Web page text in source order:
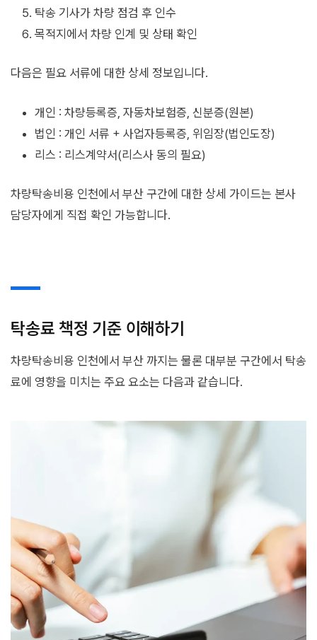
탁송 기사가 차량 점검 후 인수
목적지에서 차량 인계 및 상태 확인
다음은 필요 서류에 대한 상세 정보입니다.
개인 : 차량등록증, 자동차보험증, 신분증(원본)
법인 : 개인 서류 + 사업자등록증, 위임장(법인도장)
리스 : 리스계약서(리스사 동의 필요)
차량탁송비용 인천에서 부산 구간에 대한 상세 가이드는 본사
담당자에게 직접 확인 가능합니다.
탁송료 책정 기준 이해하기
차량탁송비용 인천에서 부산 까지는 물론 대부분 구간에서 탁송
료에 영향을 미치는 주요 요소는 다음과 같습니다.